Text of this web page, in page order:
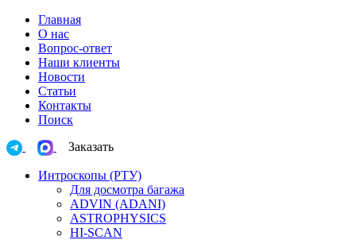
Главная
О нас
Вопрос-ответ
Наши клиенты
Новости
Статьи
Контакты
Поиск
Заказать
Интроскопы (РТУ)
Для досмотра багажа
ADVIN (ADANI)
ASTROPHYSICS
HI-SCAN